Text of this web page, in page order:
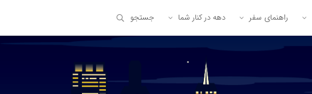
راهنمای سفر دهه در کنار شما جستجو